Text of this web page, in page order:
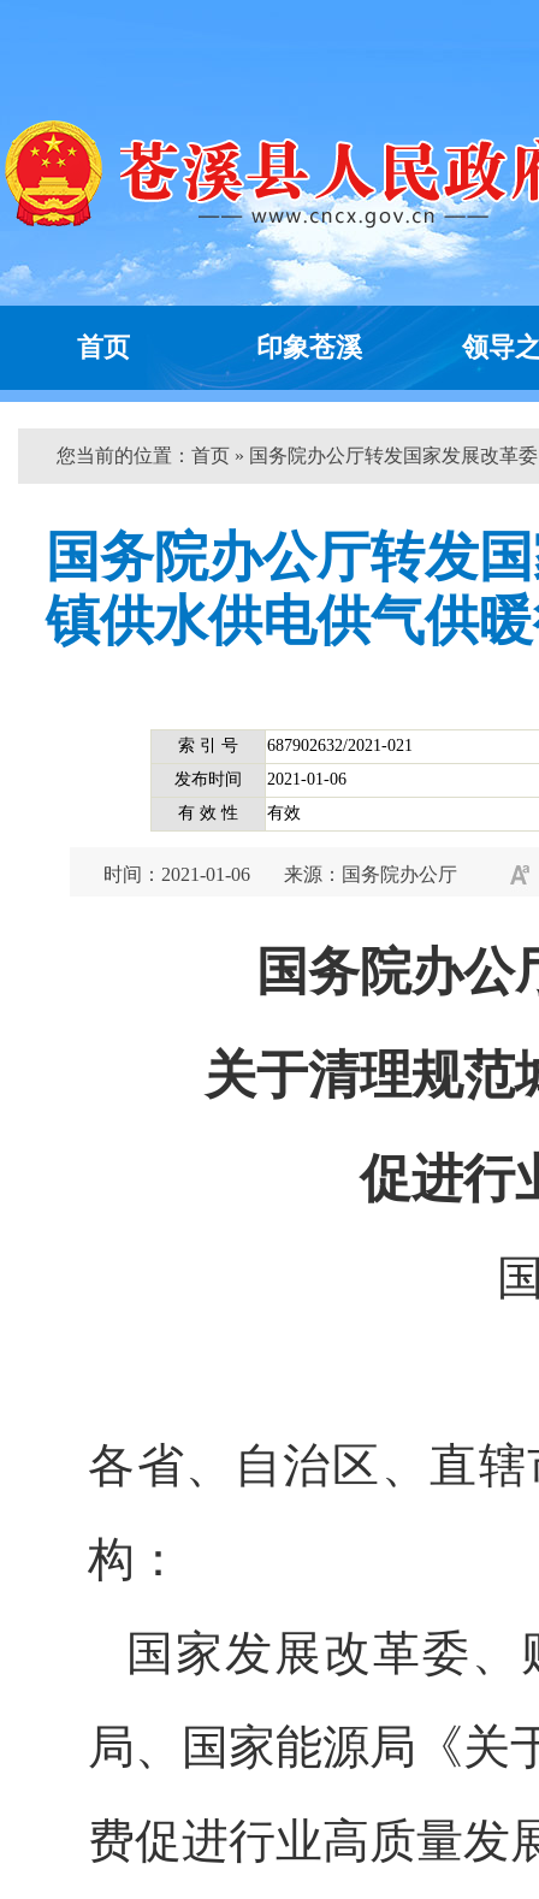
首页 印象苍溪 领导
您当前的位置： 首页 » 国务院办公厅转发国家发展改革
国务院办公厅转发
镇供水供电供气供
索 引 号
687902632/2021-021
发布时间
2021-01-06
有 效 性
有效
时间：2021-01-06 来源：国务院办公厅
国务院办公
关于清理规范
促进行
各省、自治区、直
构：
国家发展改革委
局、国家能源局《关
费促进行业高质量发